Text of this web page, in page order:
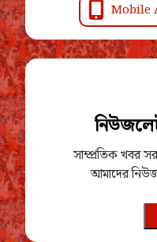
Mobile
সাম্প্রতিক খবর
আমাদের